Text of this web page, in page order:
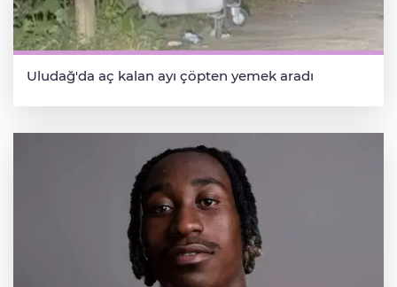
Uludağ'da aç kalan ayı çöpten yemek aradı